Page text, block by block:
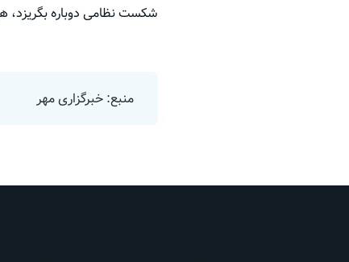
شکست نظامی دوباره بگریزد،
منبع: خبرگزاری مهر